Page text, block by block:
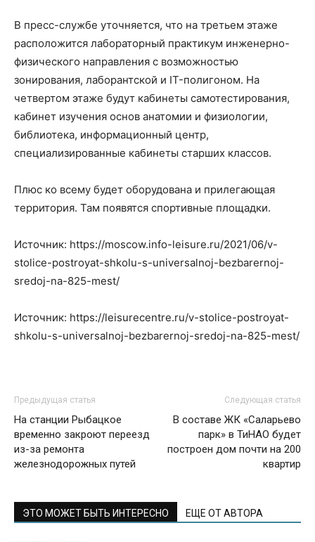
В пресс-службе уточняется, что на третьем этаже
расположится лабораторный практикум инженерно-
физического направления с возможностью
зонирования, лаборантской и IT-полигоном. На
четвертом этаже будут кабинеты самотестирования,
кабинет изучения основ анатомии и физиологии,
библиотека, информационный центр,
специализированные кабинеты старших классов.
Плюс ко всему будет оборудована и прилегающая
территория. Там появятся спортивные площадки.
Источник: https://moscow.info-leisure.ru/2021/06/v-
stolice-postroyat-shkolu-s-universalnoj-bezbarernoj-
sredoj-na-825-mest/
Источник: https://leisurecentre.ru/v-stolice-postroyat-
shkolu-s-universalnoj-bezbarernoj-sredoj-na-825-mest/
Предыдущая статья
На станции Рыбацкое
временно закроют переезд
из-за ремонта
железнодорожных путей
Следующая статья
В составе ЖК «Саларьево
парк» в ТиНАО будет
построен дом почти на 200
квартир
ЭТО МОЖЕТ БЫТЬ ИНТЕРЕСНО ЕЩЕ ОТ АВТОРА